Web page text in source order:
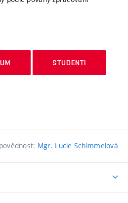
STUDENTI
Mgr. Lucie Schimmelová